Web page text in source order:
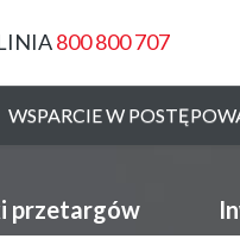
800 800 707
WSPARCIE W
przetargów